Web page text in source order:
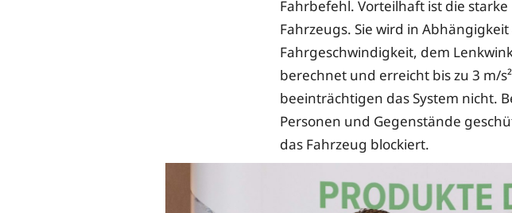
Fahrbefehl. Vorteilhaft ist die
Fahrzeugs. Sie wird in
Fahrgeschwindigkeit, dem
berechnet und erreicht bis zu 3 m/
beeinträchtigen das System nicht.
Personen und Gegenstände
das Fahrzeug blockiert.